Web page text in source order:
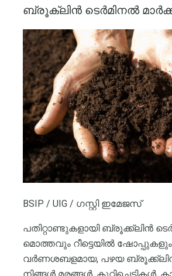
ബ്രൂക്ലിൻ ടെർമിനൽ
BSIP / UIG / ഗസ്റ്റി ഇമേജസ്
പതിറ്റാണ്ടുകളായി ബ്രൂക്ക്ലിൻ
മൊത്തവും റീട്ടെയിൽ
വർണശബളമായ, പഴയ